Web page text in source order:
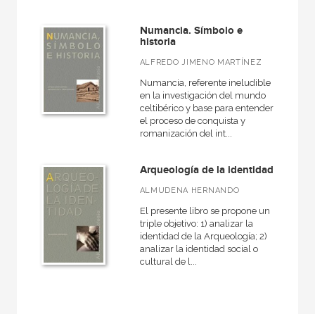
Egipto
Medieval
NUESTRAS COLECCIONES
Arealonga - Letras galegas
Arte en contexto
Arte y estética
Numancia. Símbolo e
historia
ALFREDO JIMENO MARTÍNEZ
Numancia, referente ineludible
en la investigación del mundo
celtibérico y base para entender
el proceso de conquista y
romanización del int...
Arqueología de la identidad
ALMUDENA HERNANDO
El presente libro se propone un
triple objetivo: 1) analizar la
identidad de la Arqueología; 2)
analizar la identidad social o
cultural de l...